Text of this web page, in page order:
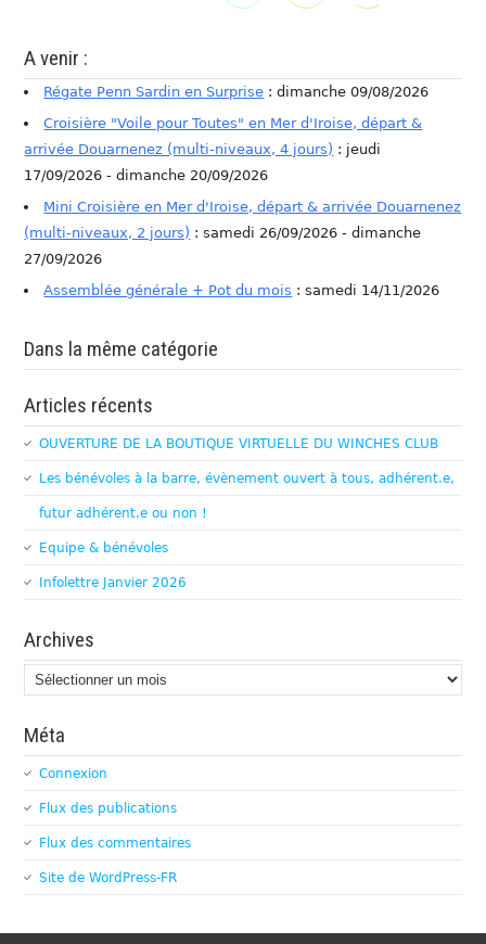
A venir :
Régate Penn Sardin en Surprise : dimanche 09/08/2026
Croisière "Voile pour Toutes" en Mer d'Iroise, départ &
arrivée Douarnenez (multi-niveaux, 4 jours) : jeudi
17/09/2026 - dimanche 20/09/2026
Mini Croisière en Mer d'Iroise, départ & arrivée Douarnenez
(multi-niveaux, 2 jours) : samedi 26/09/2026 - dimanche
27/09/2026
Assemblée générale + Pot du mois : samedi 14/11/2026
Dans la même catégorie
Articles récents
OUVERTURE DE LA BOUTIQUE VIRTUELLE DU WINCHES CLUB
Les bénévoles à la barre, évènement ouvert à tous, adhérent.e,
futur adhérent.e ou non !
Equipe & bénévoles
Infolettre Janvier 2026
Archives
Archives
Méta
Connexion
Flux des publications
Flux des commentaires
Site de WordPress-FR